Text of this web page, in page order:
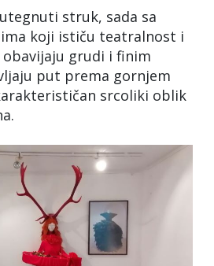
struk, sada sa
koji ističu teatralnost i
grudi i finim
put prema gornjem
srcoliki oblik